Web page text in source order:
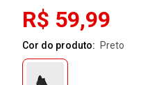
R$ 59,99
Cor do produto: preto